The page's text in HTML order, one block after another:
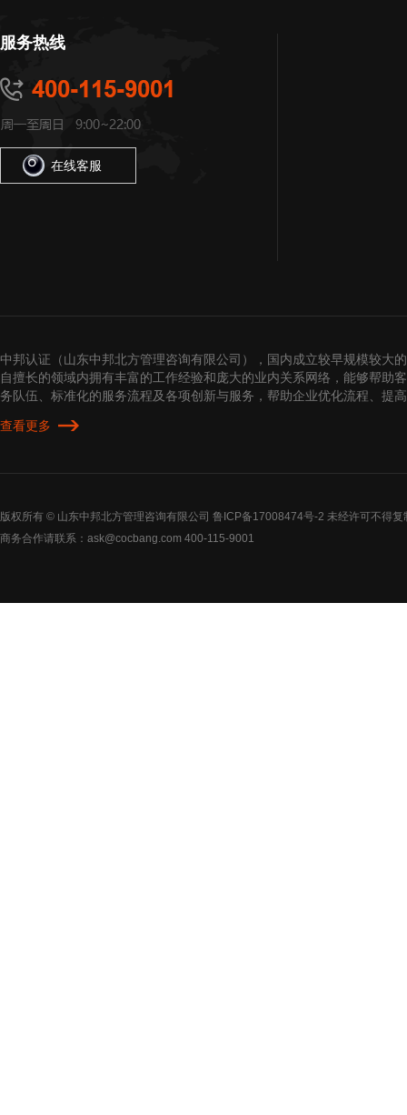
服务热线
在线客服
中邦认证（山东中邦北方管理咨询有限公司），国内成立较早规模较大
自擅长的领域内拥有丰富的工作经验和庞大的业内关系网络，能够帮助
务队伍、标准化的服务流程及各项创新与服务，帮助企业优化流程、提
查看更多
版权所有 © 山东中邦北方管理咨询有限公司 鲁ICP备17008474号-2 未经许可不得复
商务合作请联系：ask@cocbang.com 400-115-9001